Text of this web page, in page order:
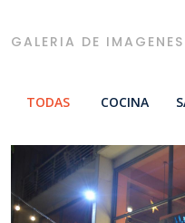
GALERIA DE IMAGENES
TODAS COCINA